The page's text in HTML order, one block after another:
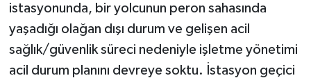
istasyonunda, bir yolcunun peron sahasında
yaşadığı olağan dışı durum ve gelişen acil
sağlık/güvenlik süreci nedeniyle işletme yönetimi
acil durum planını devreye soktu. İstasyon geçici